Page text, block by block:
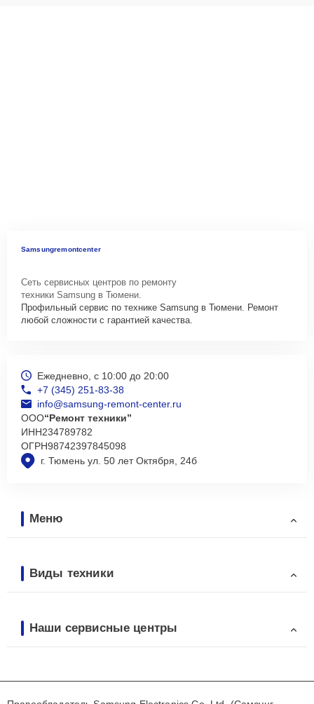
Samsungremontcenter
Сеть сервисных центров по ремонту
техники Samsung в Тюмени.
Профильный сервис по технике Samsung в Тюмени. Ремонт
любой сложности с гарантией качества.
г. Тюмень ул. 50 лет Октября, 24б
Ежедневно, с 10:00 до 20:00
+7 (345) 251-83-38
info@samsung-remont-center.ru
ООО“Ремонт техники”
ИНН234789782
ОГРН98742397845098
Меню
Виды техники
Наши сервисные центры